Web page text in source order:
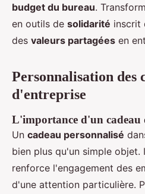
budget du bureau.
en outils de solidarité inscrit
des valeurs partagées en
Personnalisation des
d'entreprise
L'importance d'un cadeau
Un cadeau personnalisé
bien plus qu'un simple objet.
renforce l'engagement des
d'une attention particulière.